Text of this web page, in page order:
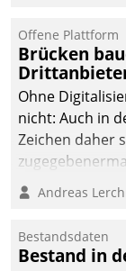
Offene Plattform
Brücken
Ohne
nicht: Auch in
Zeichen daher
Branchen.
Andreas
Bestandsdaten
Bestand in